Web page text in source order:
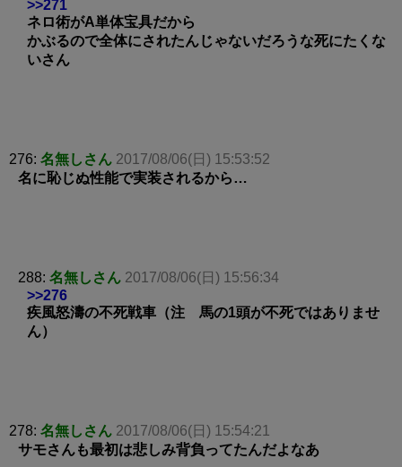
>>271
ネロ術がA単体宝具だから
かぶるので全体にされたんじゃないだろうな死にたくな
いさん
276: 名無しさん 2017/08/06(日) 15:53:52
名に恥じぬ性能で実装されるから…
288: 名無しさん 2017/08/06(日) 15:56:34
>>276
疾風怒濤の不死戦車（注 馬の1頭が不死ではありませ
ん）
278: 名無しさん 2017/08/06(日) 15:54:21
サモさんも最初は悲しみ背負ってたんだよなあ